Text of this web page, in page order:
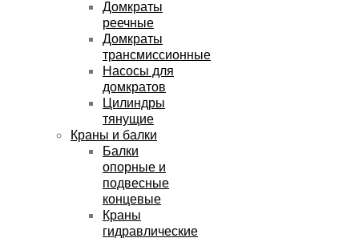
Домкраты
реечные
Домкраты
трансмиссионные
Насосы для
домкратов
Цилиндры
тянущие
Краны и балки
Балки
опорные и
подвесные
концевые
Краны
гидравлические